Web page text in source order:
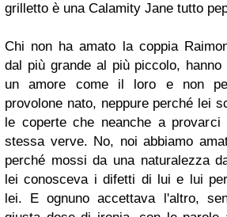
grilletto è una Calamity Jane tutto
Chi non ha amato la coppia
dal più grande al più piccolo, hanno
un amore come il loro e non
provolone nato, neppure perché lei
le coperte che neanche a
stessa verve. No, noi abbiamo
perché mossi da una naturalezza
lei conosceva i difetti di lui e lui
lei. E ognuno accettava l'altro,